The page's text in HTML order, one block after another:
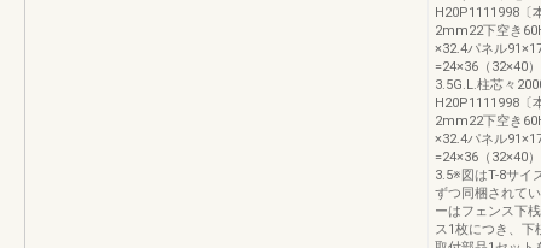
H20P1111998〔
2mm22下空き
×32.4パネル
=24×36（32×40
3.5G.L.柱芯々
H20P1111998〔
2mm22下空き
×32.4パネル
=24×36（32×40
3.5※図はT-8サイ
ずつ同梱されて
ーはフェンス下
ス1枚につき、下